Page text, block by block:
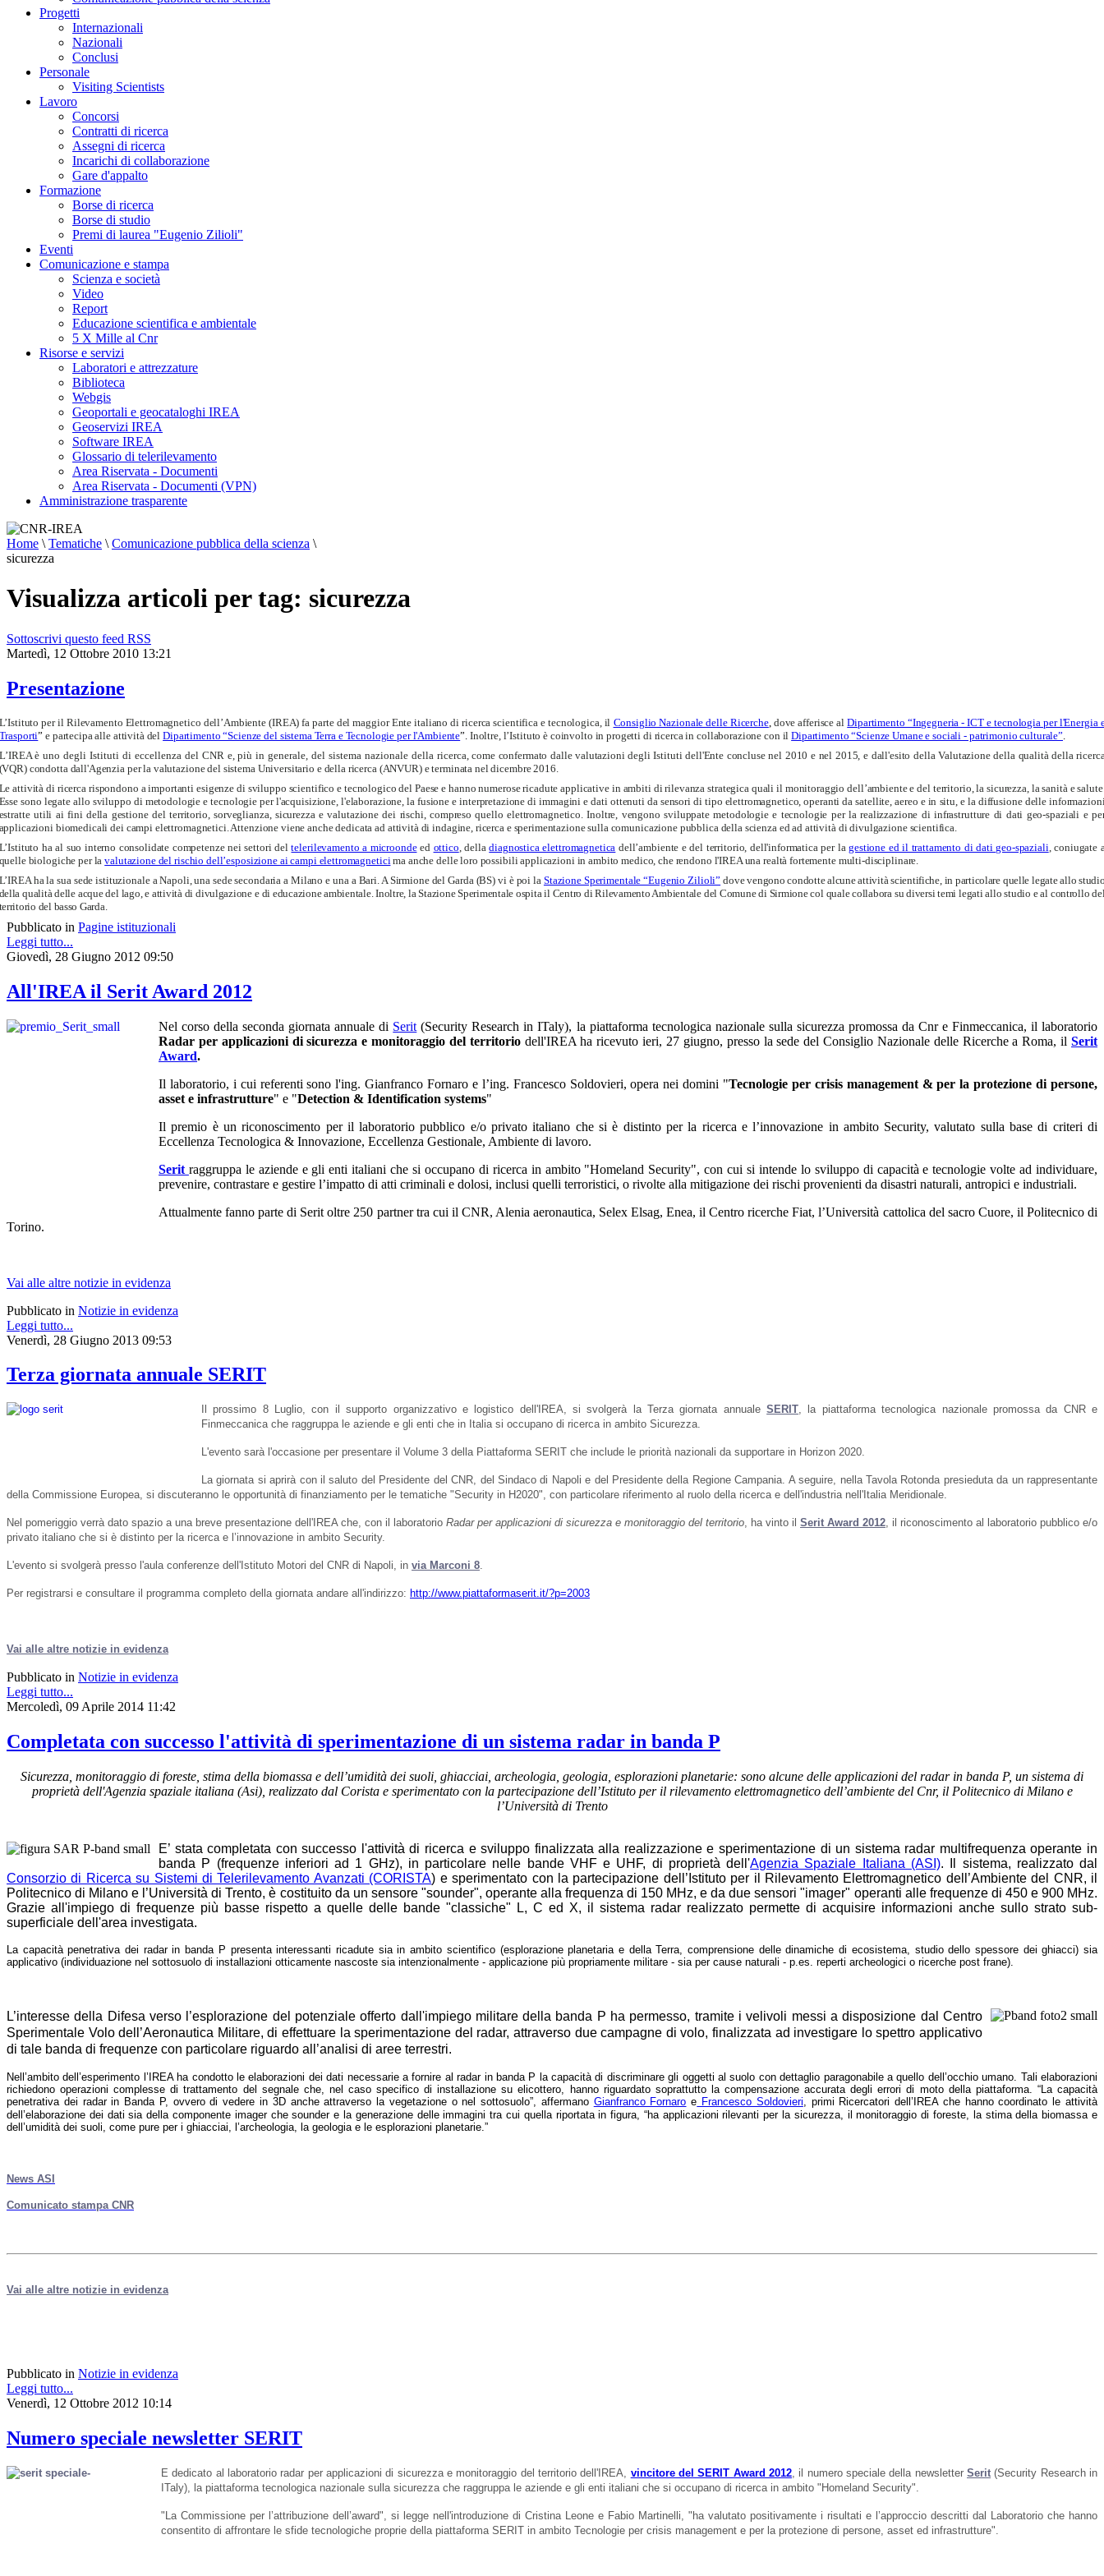
Progetti
Internazionali
Nazionali
Conclusi
Personale
Visiting Scientists
Lavoro
Concorsi
Contratti di ricerca
Assegni di ricerca
Incarichi di collaborazione
Gare d'appalto
Formazione
Borse di ricerca
Borse di studio
Premi di laurea "Eugenio Zilioli"
Eventi
Comunicazione e stampa
Scienza e società
Video
Report
Educazione scientifica e ambientale
5 X Mille al Cnr
Risorse e servizi
Laboratori e attrezzature
Biblioteca
Webgis
Geoportali e geocataloghi IREA
Geoservizi IREA
Software IREA
Glossario di telerilevamento
Area Riservata - Documenti
Area Riservata - Documenti (VPN)
Amministrazione trasparente
Home \ Tematiche \ Comunicazione pubblica della scienza \
sicurezza
Visualizza articoli per tag: sicurezza
Sottoscrivi questo feed RSS
Martedì, 12 Ottobre 2010 13:21
Presentazione
per il Rilevamento Elettromagnetico dell’Ambiente (IREA) fa parte del maggior Ente italiano di ricerca scientifica e tecnologica, il Consiglio Nazionale delle Ricerche, dove afferisce alDipartimento “Ingegneria - ICT e tecnologia per l'Energia
”e partecipa alle attività delDipartimento “Scienze del sistema Terra e Tecnologie per l'Ambiente”. Inoltre, l’Istituto è coinvolto in progetti di ricerca in collaborazione con ilDipartimento “Scienze Umane e sociali - patrimonio culturale”
è uno degli Istituti di eccellenza del CNR e, più in generale, del sistema nazionale della ricerca, come confermato dalle valutazioni degli Istituti dell'Ente concluse nel 2010 e nel 2015, e dall'esito della Valutazione della qualità della
condotta dall'Agenzia per la valutazione del sistema Universitario e della ricerca (ANVUR) e terminata nel dicembre 2016.
attività di ricerca rispondono a importanti esigenze di sviluppo scientifico e tecnologico del Paese e hanno numerose ricadute applicative in ambiti di rilevanza strategica quali il monitoraggio dell’ambiente e del territorio, la sicurezza, la sanità e
sono legate allo sviluppo di metodologie e tecnologie per l'acquisizione, l'elaborazione, la fusione e interpretazione di immagini e dati ottenuti da sensori di tipo elettromagnetico, operanti da satellite, aereo e in situ, e la diffusione delle
utili ai fini della gestione del territorio, sorveglianza, sicurezza e valutazione dei rischi, compreso quello elettromagnetico. Inoltre, vengono sviluppate metodologie e tecnologie per la realizzazione di infrastrutture di dati geo-spaziali e
biomedicali dei campi elettromagnetici. Attenzione viene anche dedicata ad attività di indagine, ricerca e sperimentazione sulla comunicazione pubblica della scienza ed ad attività di divulgazione scientifica.
ha al suo interno consolidate competenze nei settori deltelerilevamento a microondeed ottico , delladiagnostica elettromagnetica dell’ambiente e del territorio, dell'informatica per lagestione ed il trattamento di dati geo-spaziali , coniugate
biologiche per lavalutazione del rischio dell’esposizione ai campi elettromagnetici ma anche delle loro possibili applicazioni in ambito medico, che rendono l'IREA una realtà fortemente multi-disciplinare.
ha la sua sede istituzionale a Napoli, una sede secondaria a Milano e una a Bari. A Sirmione del Garda (BS) vi è poi la Stazione Sperimentale “Eugenio Zilioli” dovevengono condotte alcune attività scientifiche, in particolare quelle legate allo
qualità delle acque del lago, e attività di divulgazione e di educazione ambientale. Inoltre, la Stazione Sperimentale ospita il Centro di Rilevamento Ambientale del Comune di Sirmione col quale collabora su diversi temi legati allo studio e al controllo
del basso Garda.
Pubblicato in Pagine istituzionali
Leggi tutto...
Giovedì, 28 Giugno 2012 09:50
All'IREA il Serit Award 2012
Nel corso della seconda giornata annuale di Serit (Security Research in ITaly), la piattaforma tecnologica nazionale sulla sicurezza promossa da Cnr e Finmeccanica, il laboratorio
Radar per applicazioni di sicurezza e monitoraggio del territoriodell'IREA ha ricevuto ieri, 27 giugno, presso la sede del Consiglio Nazionale delle Ricerche a Roma, ilSerit
Award.
Il laboratorio, i cui referenti sono l'ing. Gianfranco Fornaro e l’ing. Francesco Soldovieri, opera nei domini "Tecnologie per crisis management & per la protezione di persone,
asset e infrastrutture" e "Detection & Identification systems"
Il premio è un riconoscimento per il laboratorio pubblico e/o privato italiano che si è distinto per la ricerca e l’innovazione in ambito Security, valutato sulla base di criteri di
Eccellenza Tecnologica & Innovazione, Eccellenza Gestionale, Ambiente di lavoro.
Serit raggruppa le aziende e gli enti italiani che si occupano di ricerca in ambito "Homeland Security", con cui si intende lo sviluppo di capacità e tecnologie volte ad individuare,
prevenire, contrastare e gestire l’impatto di atti criminali e dolosi, inclusi quelli terroristici, o rivolte alla mitigazione dei rischi provenienti da disastri naturali, antropici e industriali.
Attualmente fanno parte di Serit oltre 250 partner tra cui il CNR, Alenia aeronautica, Selex Elsag, Enea, il Centro ricerche Fiat, l’Università cattolica del sacro Cuore, il Politecnico di
Torino.
Vai alle altre notizie in evidenza
Pubblicato in Notizie in evidenza
Leggi tutto...
Venerdì, 28 Giugno 2013 09:53
Terza giornata annuale SERIT
Il prossimo 8 Luglio, con il supporto organizzativo e logistico dell'IREA, si svolgerà la Terza giornata annualeSERIT, la piattaforma tecnologica nazionale promossa da CNR e
Finmeccanica che raggruppa le aziende e gli enti che in Italia si occupano di ricerca in ambito Sicurezza.
L'evento sarà l'occasione per presentare il Volume 3 della Piattaforma SERIT che include le priorità nazionali da supportare in Horizon 2020.
La giornata si aprirà con il saluto del Presidente del CNR, del Sindaco di Napoli e del Presidente della Regione Campania. A seguire, nella Tavola Rotonda presieduta da un rappresentante
della Commissione Europea, si discuteranno le opportunità di finanziamento per le tematiche "Security in H2020", con particolare riferimento al ruolo della ricerca e dell'industria nell'Italia Meridionale.
Nel pomeriggio verrà dato spazio a una breve presentazione dell'IREA che, con il laboratorio Radar per applicazioni di sicurezza e monitoraggio del territorio, ha vinto il Serit Award 2012, il riconoscimento al laboratorio pubblico e/o
privato italiano che si è distinto per la ricerca e l’innovazione in ambito Security.
L'evento si svolgerà presso l'aula conferenze dell'Istituto Motori del CNR di Napoli, in via Marconi 8.
Per registrarsi e consultare il programma completo della giornata andare all'indirizzo: http://www.piattaformaserit.it/?p=2003
Vai alle altre notizie in evidenza
Pubblicato in Notizie in evidenza
Leggi tutto...
Mercoledì, 09 Aprile 2014 11:42
Completata con successo l'attività di sperimentazione di un sistema radar in banda P
Sicurezza, monitoraggio di foreste, stima della biomassa e dell’umidità dei suoli, ghiacciai, archeologia, geologia, esplorazioni planetarie: sono alcune delle applicazioni del radar in banda P, un sistema di
proprietà dell'Agenzia spaziale italiana (Asi), realizzato dal Corista e sperimentato con la partecipazione dell’Istituto per il rilevamento elettromagnetico dell’ambiente del Cnr, il Politecnico di Milano e
l’Università di Trento
E’ stata completata con successo l'attività di ricerca e sviluppo finalizzata alla realizzazione e sperimentazione di un sistema radar multifrequenza operante in
banda P (frequenze inferiori ad 1 GHz), in particolare nelle bande VHF e UHF, di proprietà dell'Agenzia Spaziale Italiana (ASI). Il sistema, realizzato dal
Consorzio di Ricerca su Sistemi di Telerilevamento Avanzati (CORISTA) e sperimentato con la partecipazione dell’Istituto per il Rilevamento Elettromagnetico dell’Ambiente del CNR, il
Politecnico di Milano e l’Università di Trento, è costituito da un sensore "sounder", operante alla frequenza di 150 MHz, e da due sensori "imager" operanti alle frequenze di 450 e 900 MHz.
Grazie all'impiego di frequenze più basse rispetto a quelle delle bande "classiche" L, C ed X, il sistema radar realizzato permette di acquisire informazioni anche sullo strato sub-
superficiale dell'area investigata.
La capacità penetrativa dei radar in banda P presenta interessanti ricadute sia in ambito scientifico (esplorazione planetaria e della Terra, comprensione delle dinamiche di ecosistema, studio dello spessore dei ghiacci) sia
applicativo (individuazione nel sottosuolo di installazioni otticamente nascoste sia intenzionalmente - applicazione più propriamente militare - sia per cause naturali - p.es. reperti archeologici o ricerche post frane).
L’interesse della Difesa verso l’esplorazione del potenziale offerto dall'impiego militare della banda P ha permesso, tramite i velivoli messi a disposizione dal Centro
Sperimentale Volo dell’Aeronautica Militare, di effettuare la sperimentazione del radar, attraverso due campagne di volo, finalizzata ad investigare lo spettro applicativo
di tale banda di frequenze con particolare riguardo all’analisi di aree terrestri.
Nell’ambito dell’esperimento l’IREA ha condotto le elaborazioni dei dati necessarie a fornire al radar in banda P la capacità di discriminare gli oggetti al suolo con dettaglio paragonabile a quello dell’occhio umano. Tali elaborazioni
richiedono operazioni complesse di trattamento del segnale che, nel caso specifico di installazione su elicottero, hanno riguardato soprattutto la compensazione accurata degli errori di moto della piattaforma. “La capacità
penetrativa dei radar in Banda P, ovvero di vedere in 3D anche attraverso la vegetazione o nel sottosuolo”, affermano Gianfranco Fornaro e Francesco Soldovieri, primi Ricercatori dell’IREA che hanno coordinato le attività
dell’elaborazione dei dati sia della componente imager che sounder e la generazione delle immagini tra cui quella riportata in figura, “ha applicazioni rilevanti per la sicurezza, il monitoraggio di foreste, la stima della biomassa e
dell’umidità dei suoli, come pure per i ghiacciai, l’archeologia, la geologia e le esplorazioni planetarie.”
News ASI
Comunicato stampa CNR
Vai alle altre notizie in evidenza
Pubblicato in Notizie in evidenza
Leggi tutto...
Venerdì, 12 Ottobre 2012 10:14
Numero speciale newsletter SERIT
E dedicato al laboratorio radar per applicazioni di sicurezza e monitoraggio del territorio dell'IREA, vincitore del SERIT Award 2012 il numero speciale della newsletterSerit (Security Research in
ITaly), la piattaforma tecnologica nazionale sulla sicurezza che raggruppa le aziende e gli enti italiani che si occupano di ricerca in ambito "Homeland Security".
"La Commissione per l’attribuzione dell’award", si legge nell'introduzione di Cristina Leone e Fabio Martinelli, "ha valutato positivamente i risultati e l’approccio descritti dal Laboratorio che hanno
consentito di affrontare le sfide tecnologiche proprie della piattaforma SERIT in ambito Tecnologie per crisis management e per la protezione di persone, asset ed infrastrutture".